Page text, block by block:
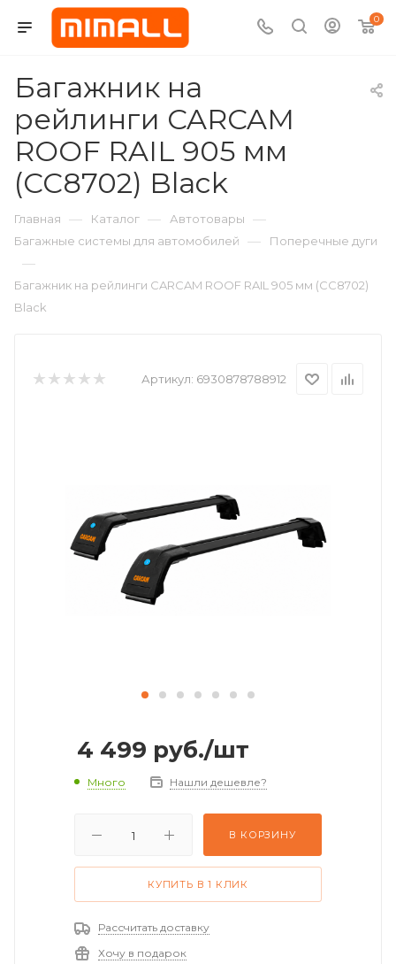
0
Багажник на
рейлинги CARCAM
ROOF RAIL 905 мм
(CC8702) Black
Главная — Каталог — Автотовары —
Багажные системы для автомобилей — Поперечные дуги
—
Багажник на рейлинги CARCAM ROOF RAIL 905 мм (CC8702)
Black
Артикул: 6930878788912
4 499 руб./шт
Много Нашли дешевле?
В КОРЗИНУ
КУПИТЬ В 1 КЛИК
Рассчитать доставку
Хочу в подарок